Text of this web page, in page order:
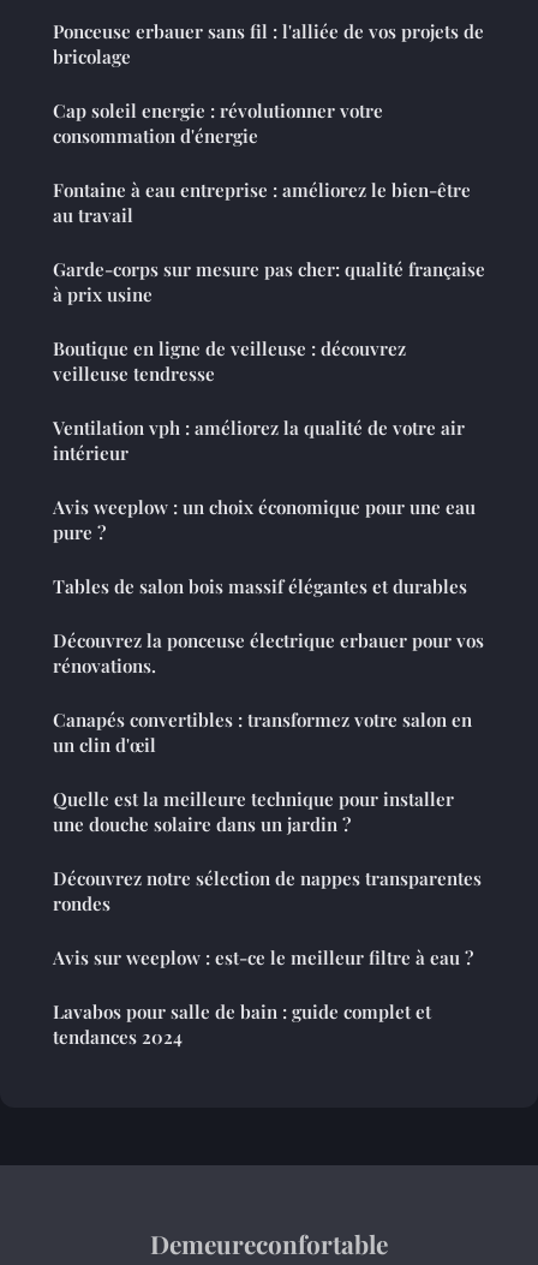
Ponceuse erbauer sans fil : l'alliée de vos projets de
bricolage
Cap soleil energie : révolutionner votre
consommation d'énergie
Fontaine à eau entreprise : améliorez le bien-être
au travail
Garde-corps sur mesure pas cher: qualité française
à prix usine
Boutique en ligne de veilleuse : découvrez
veilleuse tendresse
Ventilation vph : améliorez la qualité de votre air
intérieur
Avis weeplow : un choix économique pour une eau
pure ?
Tables de salon bois massif élégantes et durables
Découvrez la ponceuse électrique erbauer pour vos
rénovations.
Canapés convertibles : transformez votre salon en
un clin d'œil
Quelle est la meilleure technique pour installer
une douche solaire dans un jardin ?
Découvrez notre sélection de nappes transparentes
rondes
Avis sur weeplow : est-ce le meilleur filtre à eau ?
Lavabos pour salle de bain : guide complet et
tendances 2024
Demeureconfortable